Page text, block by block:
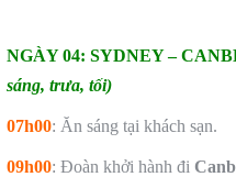
NGÀY 04: SYDNEY –
sáng, trưa, tối)
07h00: Ăn sáng tại khách sạn.
09h00: Đoàn khởi hành đi